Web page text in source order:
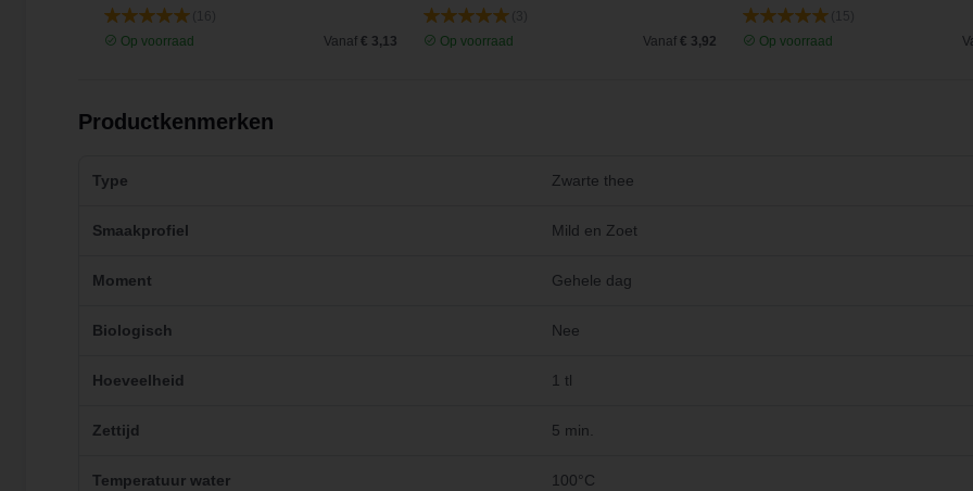
Op voorraad
Vanaf € 3,13
Op voorraad
Vanaf € 3,92
Op voorraad
Productkenmerken
Type Zwarte thee
Smaakprofiel Mild en Zoet
Moment Gehele dag
Biologisch Nee
Hoeveelheid 1 tl
Zettijd 5 min.
Temperatuur water 100°C